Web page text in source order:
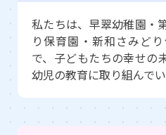
私たちは、早翠幼稚園・
り保育園・新和さみど
で、子どもたちの幸せの
幼児の教育に取り組んでい